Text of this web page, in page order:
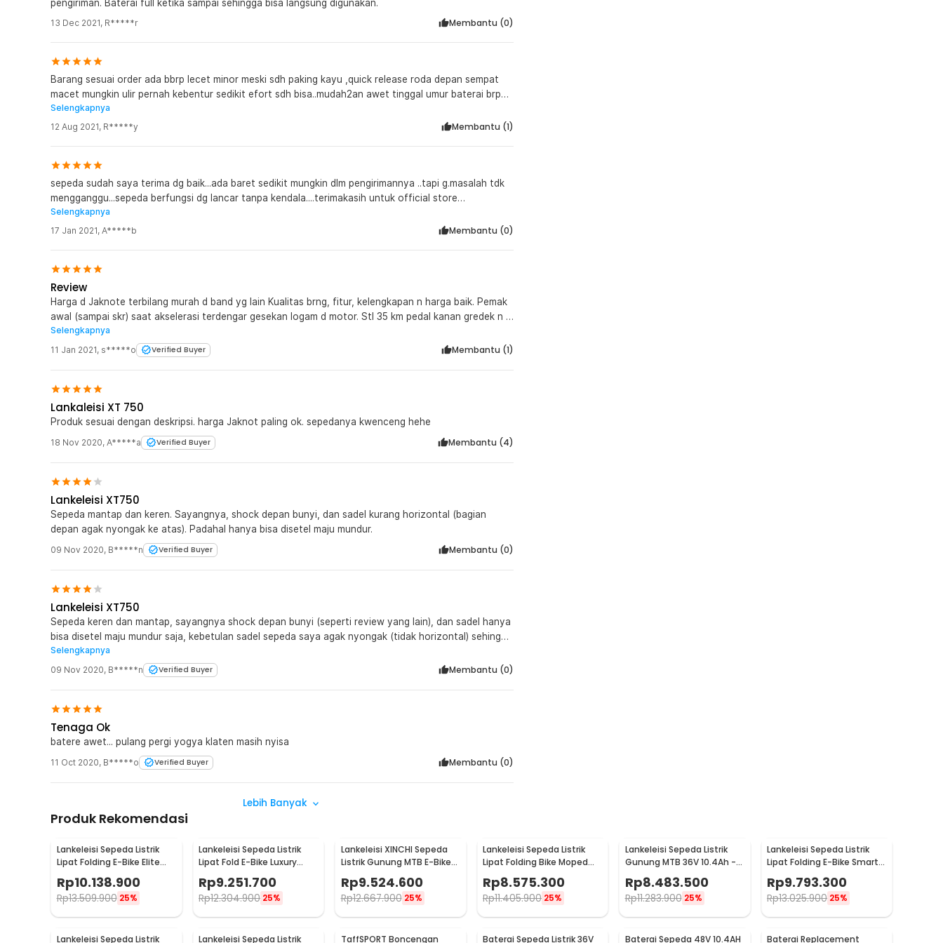
sepeda secara real-time, sehingga lebih mudah merencanakan perjalanan dan mengetahui kapan
harus mengisi ulang baterai.
Informasi Seputar Baterai Sepeda
Pastikan baterai sepeda selalu Anda charge minimal 1 x per bulan, meskipun sepeda jarang digunakan.
Hal tersebut harus tetap Anda lakukan untuk menjaga baterai sepeda tetap awet dan tahan lama.
Kelengkapan Produk
1 x Lankeleisi Sepeda Listrik Lipat Folding Bike Elite Version 48V 10.4Ah - XT750
1 x Bel Sepeda
1 x Pompa Angin
1 x Kunci Pas 15
1 x Set Kunci L
1 x Pasang Pedal
1 x Batang Quick Release As Roda Depan
1 x Sepatbor Depan dan Belakang (Sepatbor Belakang Sudah Terpasang)
1 x Panduan Penggunaan
pengiriman. Baterai full ketika sampai sehingga bisa langsung digunakan.
13 Dec 2021, R*****r Membantu (0)
Barang sesuai order ada bbrp lecet minor meski sdh paking kayu ,quick release roda depan sempat
macet mungkin ulir pernah kebentur sedikit efort sdh bisa..mudah2an awet tinggal umur baterai brp
taun busa ok..
Selengkapnya
12 Aug 2021, R*****y Membantu (1)
sepeda sudah saya terima dg baik...ada baret sedikit mungkin dlm pengirimannya ..tapi g.masalah tdk
mengganggu...sepeda berfungsi dg lancar tanpa kendala....terimakasih untuk official store
lankeleisi...mungkin saya akan membeli lagi .....thx
Selengkapnya
17 Jan 2021, A*****b Membantu (0)
Review
Harga d Jaknote terbilang murah d band yg lain Kualitas brng, fitur, kelengkapan n harga baik. Pemak
awal (sampai skr) saat akselerasi terdengar gesekan logam d motor. Stl 35 km pedal kanan gredek n g
bisa dperb..jadi ganti baru Kualitas chrome pd shockbr dpn n baut² pd muncul karat Stl 300 km saat
akan charging batt yg ke2, charger rusak n saqt ini msh cari ganti. Smg produsen bisa meningktkn
kualitas ..syukur dg harga yg tetap dpertahankn. Tq
Selengkapnya
11 Jan 2021, s*****o Verified Buyer Membantu (1)
Lankaleisi XT 750
Produk sesuai dengan deskripsi. harga Jaknot paling ok. sepedanya kwenceng hehe
18 Nov 2020, A*****a Verified Buyer Membantu (4)
Lankeleisi XT750
Sepeda mantap dan keren. Sayangnya, shock depan bunyi, dan sadel kurang horizontal (bagian
depan agak nyongak ke atas). Padahal hanya bisa disetel maju mundur.
09 Nov 2020, B*****n Verified Buyer Membantu (0)
Lankeleisi XT750
Sepeda keren dan mantap, sayangnya shock depan bunyi (seperti review yang lain), dan sadel hanya
bisa disetel maju mundur saja, kebetulan sadel sepeda saya agak nyongak (tidak horizontal) sehingga
kurang nyaman.
Selengkapnya
09 Nov 2020, B*****n Verified Buyer Membantu (0)
Tenaga Ok
batere awet... pulang pergi yogya klaten masih nyisa
11 Oct 2020, B*****o Verified Buyer Membantu (0)
Lebih Banyak
Produk Rekomendasi
Lankeleisi Sepeda Listrik
Lipat Folding E-Bike Elite
Vers 48V 10.4Ah - XT600
Rp10.138.900
Rp13.509.900 25%
Lankeleisi Sepeda Listrik
Lipat Fold E-Bike Luxury
Rp9.251.700
Rp12.304.900 25%
Lankeleisi XINCHI Sepeda
Listrik Gunung MTB E-Bike
48V 10.4AH - T8
Rp9.524.600
Rp12.667.900 25%
Lankeleisi Sepeda Listrik
Lipat Folding Bike Moped
36V 8.7AH - G100
Rp8.575.300
Rp11.405.900 25%
Lankeleisi Sepeda Listrik
Gunung MTB 36V 10.4Ah -
RS600
Rp8.483.500
Rp11.283.900 25%
Lankeleisi Sepeda Listrik
Lipat Folding E-Bike Smart
Deluxe 48V 10.4Ah - G650
Rp9.793.300
Rp13.025.900 25%
Lankeleisi Sepeda Listrik Lankeleisi Sepeda Listrik TaffSPORT Boncengan Baterai Sepeda Listrik 36V Baterai Sepeda 48V 10.4AH Baterai Replacement